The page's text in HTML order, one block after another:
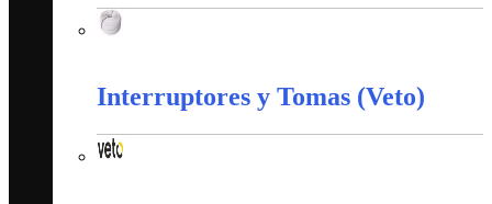
Interruptores y Tomas (Veto)